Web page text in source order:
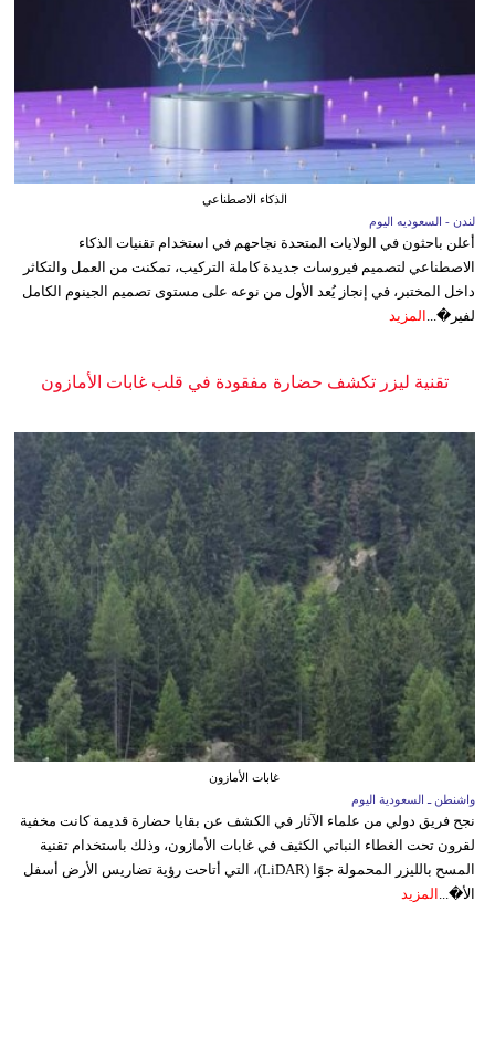
الذكاء الاصطناعي
لندن - السعوديه اليوم
أعلن باحثون في الولايات المتحدة نجاحهم في استخدام تقنيات الذكاء
الاصطناعي لتصميم فيروسات جديدة كاملة التركيب، تمكنت من العمل والتكاثر
داخل المختبر، في إنجاز يُعد الأول من نوعه على مستوى تصميم الجينوم الكامل
لفير�...
المزيد
تقنية ليزر تكشف حضارة مفقودة في قلب غابات الأمازون
غابات الأمازون
واشنطن ـ السعودية اليوم
نجح فريق دولي من علماء الآثار في الكشف عن بقايا حضارة قديمة كانت مخفية
لقرون تحت الغطاء النباتي الكثيف في غابات الأمازون، وذلك باستخدام تقنية
المسح بالليزر المحمولة جوًا (LiDAR)، التي أتاحت رؤية تضاريس الأرض أسفل
الأ�... المزيد